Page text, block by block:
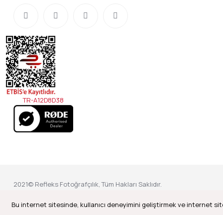
Bu internet sitesinde, kullanıcı deneyimini geliştirmek ve internet
TR-A12D8D38
2021© Refleks Fotoğrafçılık, Tüm Hakları Saklıdır.